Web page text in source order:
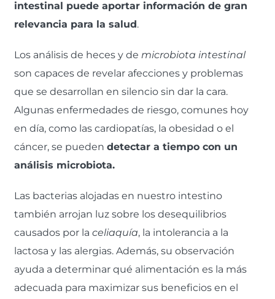
intestinal puede aportar información de gran
relevancia para la salud.
Los análisis de heces y de microbiota intestinal
son capaces de revelar afecciones y problemas
que se desarrollan en silencio sin dar la cara.
Algunas enfermedades de riesgo, comunes hoy
en día, como las cardiopatías, la obesidad o el
cáncer, se puedendetectar a tiempo con un
análisis microbiota.
Las bacterias alojadas en nuestro intestino
también arrojan luz sobre los desequilibrios
causados por laceliaquía, la intolerancia a la
lactosa y las alergias. Además, su observación
ayuda a determinar qué alimentación es la más
adecuada para maximizar sus beneficios en el